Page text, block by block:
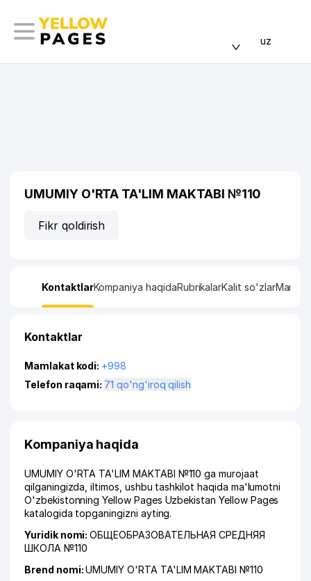
uz
UMUMIY O'RTA TA'LIM MAKTABI №110
Fikr qoldirish
KontaktlarKompaniya haqidaRubrikalarKalit so'zlarManzil
Kontaktlar
Mamlakat kodi: +998
Telefon raqami:
71 qo'ng'iroq qilish
Kompaniya haqida
UMUMIY O'RTA TA'LIM MAKTABI №110 ga murojaat
qilganingizda, iltimos, ushbu tashkilot haqida ma'lumotni
O'zbekistonning Yellow Pages Uzbekistan Yellow Pages
katalogida topganingizni ayting.
Yuridik nomi:ОБЩЕОБРАЗОВАТЕЛЬНАЯ СРЕДНЯЯ
ШКОЛА №110
Brend nomi:UMUMIY O'RTA TA'LIM MAKTABI №110